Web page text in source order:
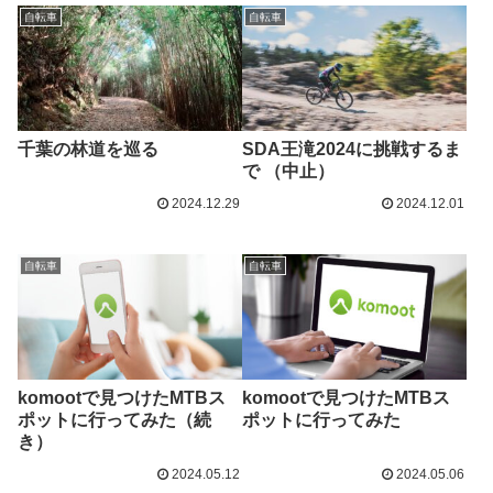
自転車
千葉の林道を巡る
2024.12.29
自転車
SDA王滝2024に挑戦するま
で （中止）
2024.12.01
自転車
komootで見つけたMTBス
ポットに行ってみた（続
き）
2024.05.12
自転車
komootで見つけたMTBス
ポットに行ってみた
2024.05.06